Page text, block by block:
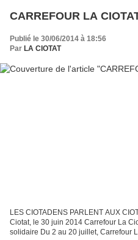
CARREFOUR LA
Publié le 30/06/2014 à 18:56
Par LA CIOTAT
LES CIOTADENS PARLENT AUX
Ciotat, le 30 juin 2014 Carrefour La
solidaire Du 2 au 20 juillet, Carrefour